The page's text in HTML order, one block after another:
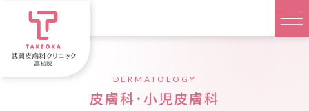
DERMATOLOGY
皮膚科･小児皮膚科